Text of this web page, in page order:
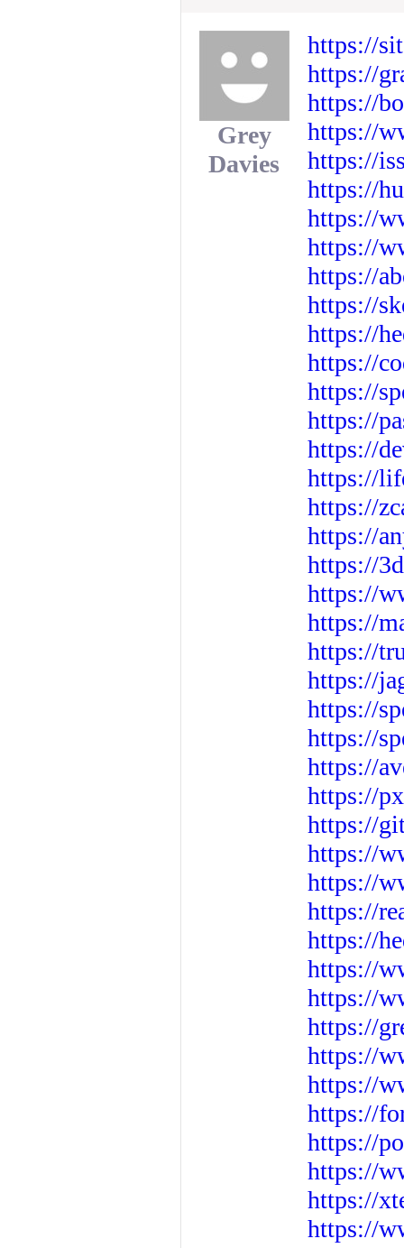
Grey
Davies
https://
https://
https://
https://
https://
https://
https://
https://
https://
https://
https://
https://
https://
https://
https://
https://
https://
https://
https://
https://
https://
https://
https://
https://
https://
https://
https://
https://
https://
https://
https://
https://
https://
https://
https://
https://
https://
https://
https://
https://
https://
https://